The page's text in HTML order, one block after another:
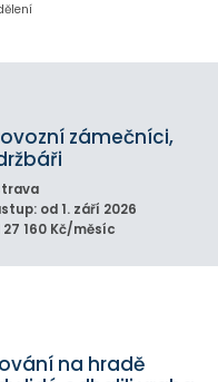
zámečníci,
od 1. září 2026
27 160 Kč/měsíc
na hradě